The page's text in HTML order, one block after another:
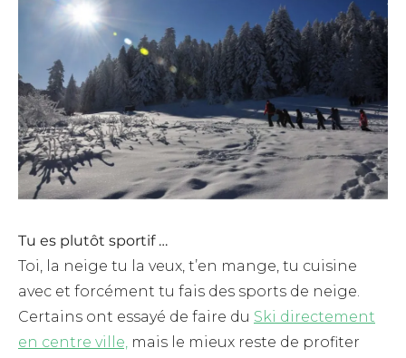
Tu es plutôt sportif …
Toi, la neige tu la veux, t’en mange, tu cuisine
avec et forcément tu fais des sports de neige.
Certains ont essayé de faire du Ski directement
en centre ville, mais le mieux reste de profiter